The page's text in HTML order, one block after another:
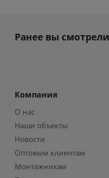
Ранее вы смотрели
Компания
О нас
Наши объекты
Новости
Оптовым клиентам
Монтажникам